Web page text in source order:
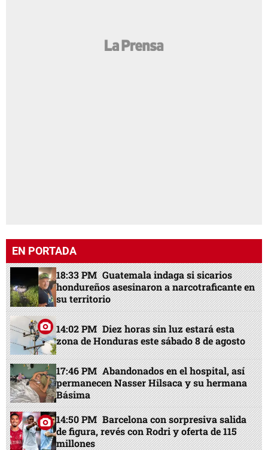
EN PORTADA
18:33 PM Guatemala indaga si sicarios
hondureños asesinaron a narcotraficante en
su territorio
14:02 PM Diez horas sin luz estará esta
zona de Honduras este sábado 8 de agosto
17:46 PM Abandonados en el hospital, así
permanecen Nasser Hilsaca y su hermana
Básima
14:50 PM Barcelona con sorpresiva salida
de figura, revés con Rodri y oferta de 115
millones